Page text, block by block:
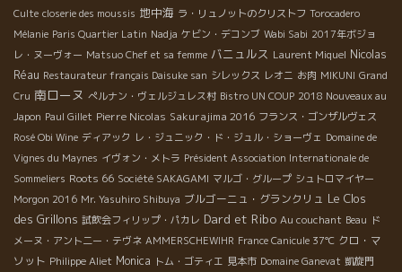
Culte closerie des moussis 地中海 ラ・リュノットのクリストフ Torocadero
Mélanie Paris Quartier Latin Nadja ケビン・デコンブ Wabi Sabi 2017年ボジョ
レ・ヌーヴォー Matsuo Chef et sa femme バニュルス Laurent Miquel Nicolas
Réau Restaurateur français Daisuke san シレックス レオニ お肉 MIKUNI Grand
Cru 南ローヌ ぺルナン・ヴェルジュレス村 Bistro UN COUP 2018 Nouveaux au
Japon Paul Gillet Pierre Nicolas Sakurajima 2016 フランス・ゴンザルヴェス
Rosé Obi Wine ディアック レ・ジュニック・ド・ジュル・ショーヴェ Domaine de
Vignes du Maynes イヴォン・メトラ Président Association Internationale de
Sommeliers Roots 66 Société SAKAGAMI マルゴ・グループ シュトロマイヤー
Morgon 2016 Mr. Yasuhiro Shibuya ブルゴーニュ・グランクリュ Le Clos
des Grillons 試飲会フィリップ・パカレ Dard et Ribo Au couchant Beau ド
メーヌ・アント二ー・テヴネ AMMERSCHEWIHR France Canicule 37℃ クロ・マ
ソット Philippe Aliet Monica トム・ゴティエ 見本市 Domaine Ganevat 凱旋門